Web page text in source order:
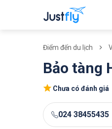
Điểm đến du lịch
Bảo tàng
Chưa có đánh giá
024 38455435